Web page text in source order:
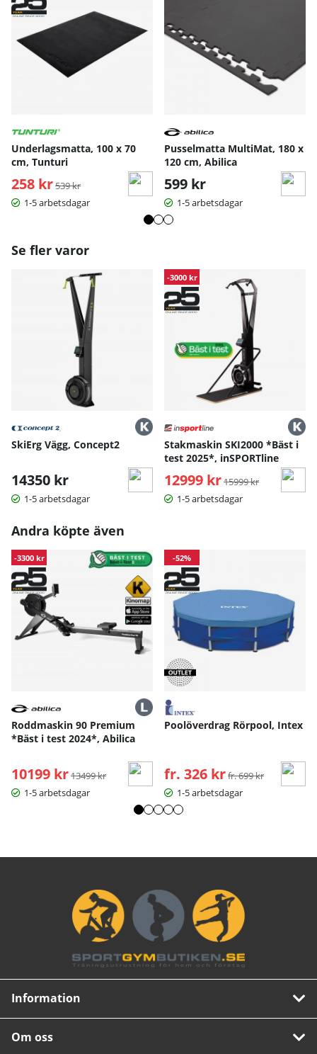
Underlagsmatta, 100 x 70
cm, Tunturi
258 kr Ordinarie pris:
539 kr
1-5 arbetsdagar
Pusselmatta MultiMat, 180 x
120 cm, Abilica
599 kr
1-5 arbetsdagar
Se fler varor
SkiErg Vägg, Concept2
14350 kr
1-5 arbetsdagar
-3000 kr
Stakmaskin SKI2000 *Bäst i
test 2025*, inSPORTline
12999 kr Ordinarie pris:
15999 kr
1-5 arbetsdagar
Andra köpte även
-3300 kr
Roddmaskin 90 Premium
*Bäst i test 2024*, Abilica
10199 kr Ordinarie pris:
13499 kr
1-5 arbetsdagar
-52%
Poolöverdrag Rörpool, Intex
fr. 326 kr Ordinarie pris:
fr. 699 kr
1-5 arbetsdagar
Information
Om oss